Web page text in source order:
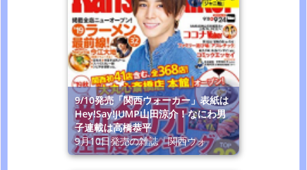
9/10発売「関西ウォーカー」表紙は
Hey!Say!JUMP山田涼介！なにわ男
子連載は高橋恭平
9月10日発売の雑誌「関西ウォ